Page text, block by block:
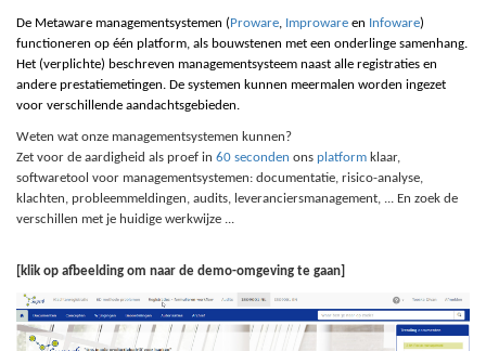
De Metaware managementsystemen ( Proware, Improware en Infoware)
functioneren op één platform, als bouwstenen met een onderlinge samenhang.
Het (verplichte) beschreven managementsysteem naast alle registraties en
andere prestatiemetingen. De systemen kunnen meermalen worden ingezet
voor verschillende aandachtsgebieden.
Weten wat onze managementsystemen kunnen?
Zet voor de aardigheid als proef in 60 seconden ons platform klaar,
softwaretool voor managementsystemen: documentatie, risico-analyse,
klachten, probleemmeldingen, audits, leveranciersmanagement, ... En zoek de
verschillen met je huidige werkwijze ...
[klik op afbeelding om naar de demo-omgeving te gaan]